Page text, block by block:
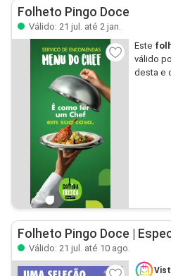
Folheto Pingo Doce
Válido: 21 jul. até 2 jan.
Este
válido
desta e
Folheto Pingo Doce |
Válido: 21 jul. até 10 ago.